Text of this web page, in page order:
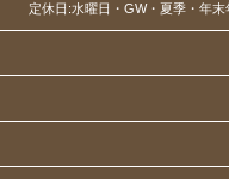
定休日:水曜日・GW・夏季・年末